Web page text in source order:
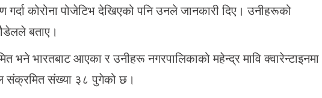
गर्दा कोरोना पोजेटिभ देखिएको पनि उनले जानकारी दिए। उनीहरूको
बताए।
भने भारतबाट आएका र उनीहरू नगरपालिकाको महेन्द्र मावि क्वारेन्टाइनमा
संक्रमित संख्या ३८ पुगेको छ।